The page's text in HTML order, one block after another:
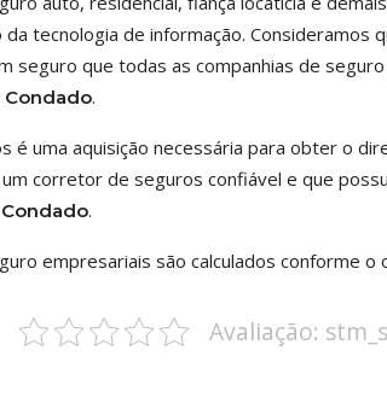
tecnologia de informação. Consideramos
seguro que todas as companhias de
Condado.
é uma aquisição necessária para obter o
corretor de seguros confiável e que
Condado.
empresariais são calculados conforme o
Avaliação: